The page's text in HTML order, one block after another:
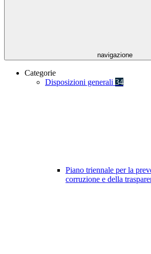
navigazione
Categorie
Disposizioni generali 34
Piano triennale per la
corruzione e della